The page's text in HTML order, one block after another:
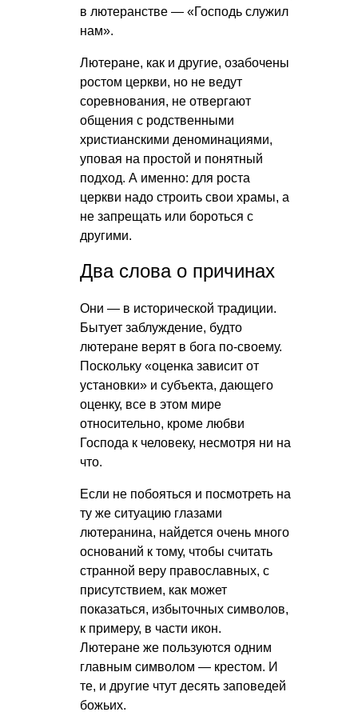
в лютеранстве — «Господь служил
нам».
Лютеране, как и другие, озабочены
ростом церкви, но не ведут
соревнования, не отвергают
общения с родственными
христианскими деноминациями,
уповая на простой и понятный
подход. А именно: для роста
церкви надо строить свои храмы, а
не запрещать или бороться с
другими.
Два слова о причинах
Они — в исторической традиции.
Бытует заблуждение, будто
лютеране верят в бога по-своему.
Поскольку «оценка зависит от
установки» и субъекта, дающего
оценку, все в этом мире
относительно, кроме любви
Господа к человеку, несмотря ни на
что.
Если не побояться и посмотреть на
ту же ситуацию глазами
лютеранина, найдется очень много
оснований к тому, чтобы считать
странной веру православных, с
присутствием, как может
показаться, избыточных символов,
к примеру, в части икон.
Лютеране же пользуются одним
главным символом — крестом. И
те, и другие чтут десять заповедей
божьих.